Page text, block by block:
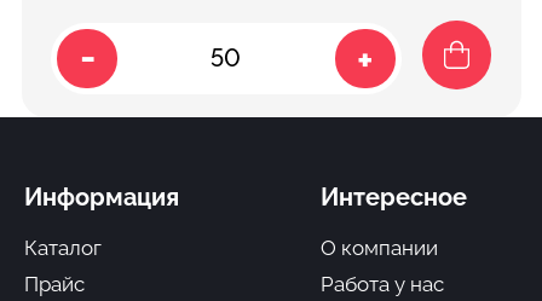
- +
Информация
Каталог
Прайс
Интересное
О компании
Работа у нас